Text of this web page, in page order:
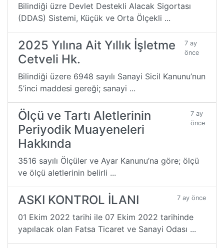
Bilindiği üzre Devlet Destekli Alacak Sigortası
(DDAS) Sistemi, Küçük ve Orta Ölçekli ...
2025 Yılına Ait Yıllık İşletme
Cetveli Hk.
7 ay
önce
Bilindiği üzere 6948 sayılı Sanayi Sicil Kanunu’nun
5’inci maddesi gereği; sanayi ...
Ölçü ve Tartı Aletlerinin
Periyodik Muayeneleri
Hakkında
7 ay
önce
3516 sayılı Ölçüler ve Ayar Kanunu’na göre; ölçü
ve ölçü aletlerinin belirli ...
ASKI KONTROL İLANI 7 ay önce
01 Ekim 2022 tarihi ile 07 Ekim 2022 tarihinde
yapılacak olan Fatsa Ticaret ve Sanayi Odası ...